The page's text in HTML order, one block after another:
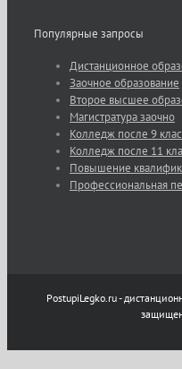
Популярные запросы
Дистанционное
Заочное образование
Второе высшее
Магистратура заочно
Колледж после 9
Колледж после 11
Повышение
Профессиональная
PostupiLegko.ru -